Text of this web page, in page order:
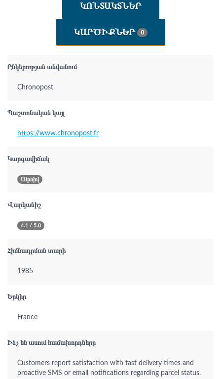
ԿՈՆՏԱԿՏՆԵՐ
ԿԱՐԾԻՔՆԵՐ 0
Ընկերության անվանում
Chronopost
Պաշտոնական կայլ
https://www.chronopost.fr
Կարգավիճակ
Ակտիվ
Վարկանիշ
4.1 / 5.0
Հիմնադրման տարի
1985
Երկիր
France
Ինչ են ասում հաճախորդները
Customers report satisfaction with fast delivery times and
proactive SMS or email notifications regarding parcel status.